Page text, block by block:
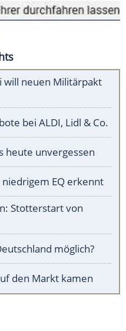
will neuen Militärpakt
bei ALDI, Lidl & Co.
heute unvergessen
EQ erkennt
Stotterstart von
möglich?
den Markt kamen